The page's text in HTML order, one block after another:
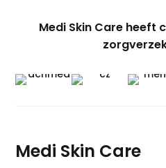
Medi Skin Care heeft
Medi Skin Care